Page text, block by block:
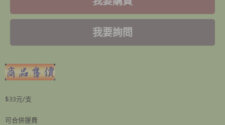
我要詢問
$33元/支
可合併運費